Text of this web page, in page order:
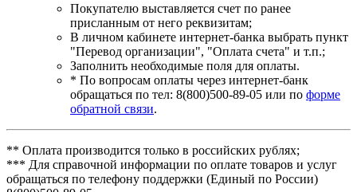
Покупателю выставляется счет по ранее
присланным от него реквизитам;
В личном кабинете интернет-банка выбрать пункт
"Перевод организации", "Оплата счета" и т.п.;
Заполнить необходимые поля для оплаты.
* По вопросам оплаты через интернет-банк
обращаться по тел: 8(800)500-89-05 или по форме
обратной связи.
** Оплата производится только в российских рублях;
*** Для справочной информации по оплате товаров и услуг
обращаться по телефону поддержки (Единый по России)